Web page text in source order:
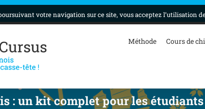
Méthode Cours de
: un kit complet pour les
votre navigation sur ce site, vous acceptez l’utilisation